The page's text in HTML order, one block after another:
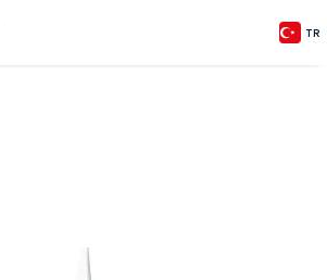
TR